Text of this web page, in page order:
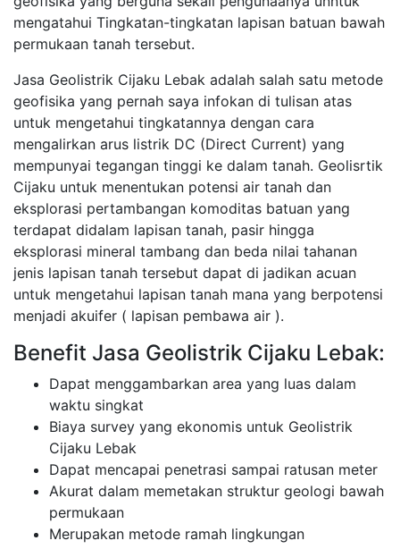
mengatahui Tingkatan-tingkatan lapisan batuan bawah
permukaan tanah tersebut.
Jasa Geolistrik Cijaku Lebak adalah salah satu metode
geofisika yang pernah saya infokan di tulisan atas
untuk mengetahui tingkatannya dengan cara
mengalirkan arus listrik DC (Direct Current) yang
mempunyai tegangan tinggi ke dalam tanah. Geolisrtik
Cijaku untuk menentukan potensi air tanah dan
eksplorasi pertambangan komoditas batuan yang
terdapat didalam lapisan tanah, pasir hingga
eksplorasi mineral tambang dan beda nilai tahanan
jenis lapisan tanah tersebut dapat di jadikan acuan
untuk mengetahui lapisan tanah mana yang berpotensi
menjadi akuifer ( lapisan pembawa air ).
Benefit Jasa Geolistrik Cijaku Lebak:
Dapat menggambarkan area yang luas dalam
waktu singkat
Biaya survey yang ekonomis untuk Geolistrik
Cijaku Lebak
Dapat mencapai penetrasi sampai ratusan meter
Akurat dalam memetakan struktur geologi bawah
permukaan
Merupakan metode ramah lingkungan